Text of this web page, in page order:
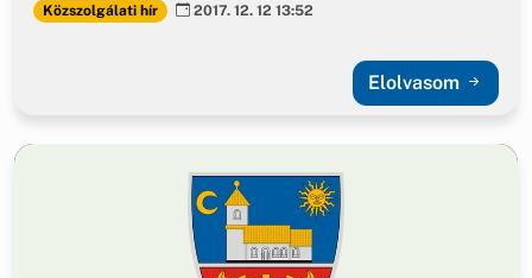
Közszolgálati hír 2017. 12. 12 13:52
Elolvasom